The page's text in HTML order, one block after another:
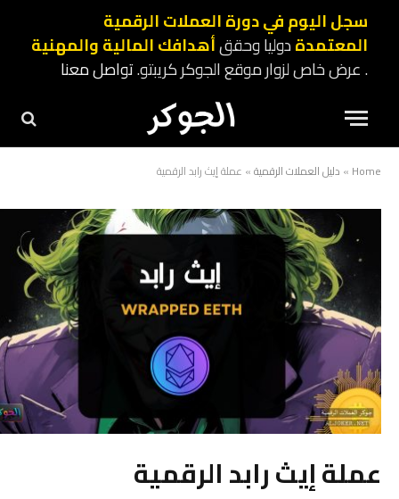
سجل اليوم في دورة العملات الرقمية
المعتمدةدوليا وحققأهدافك المالية والمهنية
. عرض خاص لزوار موقع الجوكر كريبتو.تواصل معنا
Home
» دليل العملات الرقمية» عملة إيث رابد الرقمية
عملة إيث رابد الرقمية